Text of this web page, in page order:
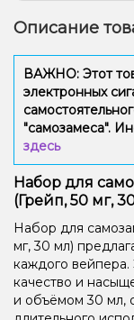
Описание
ВАЖНО: Этот
электронных
"самозамеса".
здесь
Набор для
(Грейп, 50 мг,
Набор для
мг, 30 мл)
каждого вейпера.
качество и
и объёмом 30 мл,